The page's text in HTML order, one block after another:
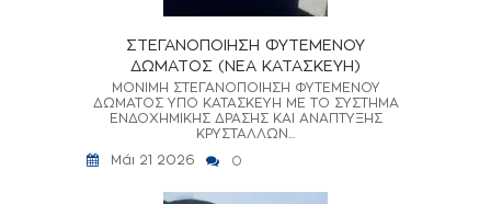
ΣΤΕΓΑΝΟΠΟΙΗΣΗ ΦΥΤΕΜΕΝΟΥ
ΔΩΜΑΤΟΣ (ΝΕΑ ΚΑΤΑΣΚΕΥΗ)
ΜΟΝΙΜΗ ΣΤΕΓΑΝΟΠΟΙΗΣΗ ΦΥΤΕΜΕΝΟΥ
ΔΩΜΑΤΟΣ ΥΠΟ ΚΑΤΑΣΚΕΥΗ ΜΕ ΤΟ ΣΥΣΤΗΜΑ
ΕΝΔΟΧΗΜΙΚΗΣ ΔΡΑΣΗΣ ΚΑΙ ΑΝΑΠΤΥΞΗΣ
ΚΡΥΣΤΑΛΛΩΝ...
Μάι 21 2026
0